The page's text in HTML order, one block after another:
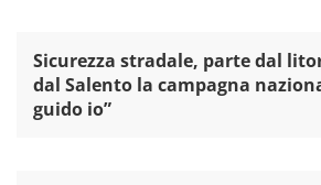
Sicurezza stradale, parte dal
dal Salento la campagna
guido io”